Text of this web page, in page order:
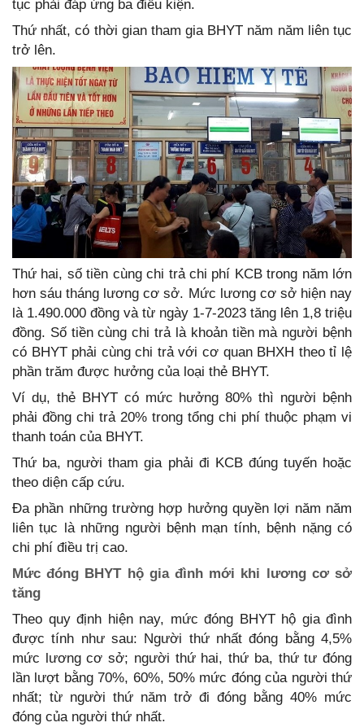
tục phải đáp ứng ba điều kiện.
Thứ nhất, có thời gian tham gia BHYT năm năm liên tục
trở lên.
Thứ hai, số tiền cùng chi trả chi phí KCB trong năm lớn
hơn sáu tháng lương cơ sở. Mức lương cơ sở hiện nay
là 1.490.000 đồng và từ ngày 1-7-2023 tăng lên 1,8 triệu
đồng. Số tiền cùng chi trả là khoản tiền mà người bệnh
có BHYT phải cùng chi trả với cơ quan BHXH theo tỉ lệ
phần trăm được hưởng của loại thẻ BHYT.
Ví dụ, thẻ BHYT có mức hưởng 80% thì người bệnh
phải đồng chi trả 20% trong tổng chi phí thuộc phạm vi
thanh toán của BHYT.
Thứ ba, người tham gia phải đi KCB đúng tuyến hoặc
theo diện cấp cứu.
Đa phần những trường hợp hưởng quyền lợi năm năm
liên tục là những người bệnh mạn tính, bệnh nặng có
chi phí điều trị cao.
Mức đóng BHYT hộ gia đình mới khi lương cơ sở
tăng
Theo quy định hiện nay, mức đóng BHYT hộ gia đình
được tính như sau: Người thứ nhất đóng bằng 4,5%
mức lương cơ sở; người thứ hai, thứ ba, thứ tư đóng
lần lượt bằng 70%, 60%, 50% mức đóng của người thứ
nhất; từ người thứ năm trở đi đóng bằng 40% mức
đóng của người thứ nhất.